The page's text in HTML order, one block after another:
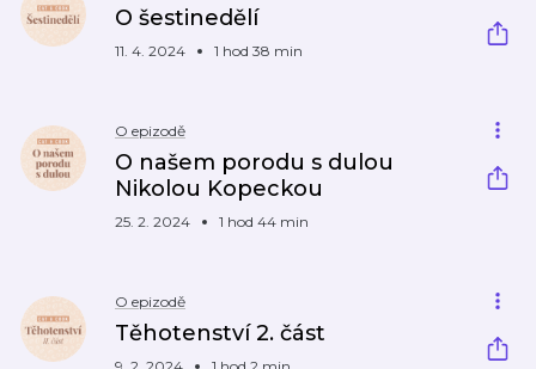
O šestinedělí
11. 4. 2024 1 hod 38 min
O epizodě
O našem porodu s dulou
Nikolou Kopeckou
25. 2. 2024 1 hod 44 min
O epizodě
Těhotenství 2. část